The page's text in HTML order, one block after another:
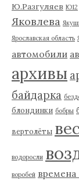
Ю.Разгуляев Ю12
Яковлева
Ярославская область
автомобили
архивы
байдарка
блондинки бобры
вертолёты
водоросли
воробей времена